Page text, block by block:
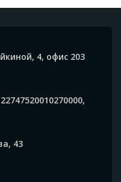
4, офис 203
43